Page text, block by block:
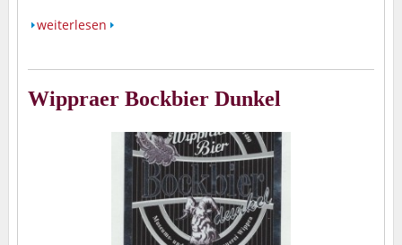
weiterlesen
Wippraer Bockbier Dunkel